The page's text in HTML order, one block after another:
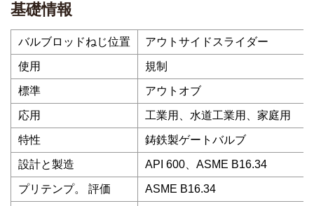
基礎情報
バルブロッドねじ位置 アウトサイドスライダー
使用 規制
標準 アウトオブ
応用 工業用、水道工業用、家庭用
特性 鋳鉄製ゲートバルブ
設計と製造 API 600、ASME B16.34
プリテンプ。 評価 ASME B16.34